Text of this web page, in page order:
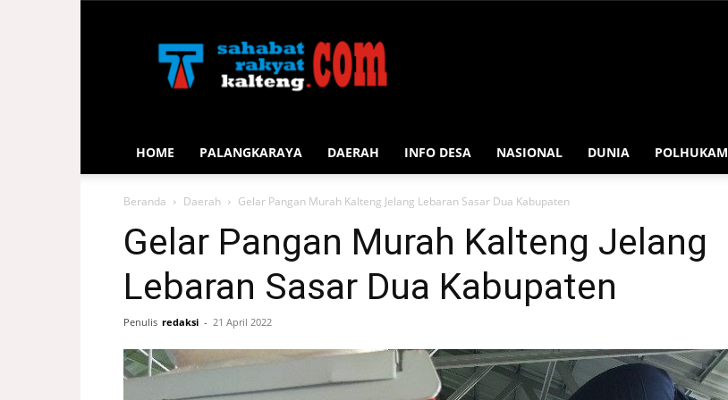
Rakyat
Kalteng
HOME PALANGKARAYA DAERAH INFO DESA NASIONAL DUNIA POLHUKAM
Beranda Daerah Gelar Pangan Murah Kalteng Jelang Lebaran Sasar Dua Kabupaten
Gelar Pangan Murah Kalteng Jelang
Lebaran Sasar Dua Kabupaten
Penulis redaksi - 21 April 2022